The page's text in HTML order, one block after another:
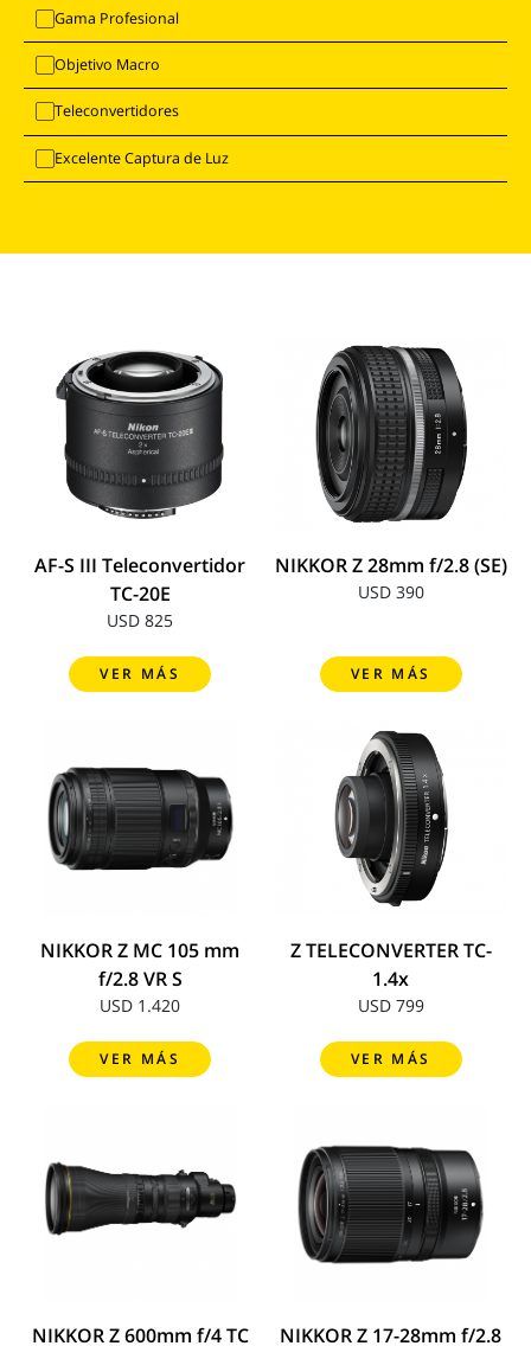
Gama Profesional
Objetivo Macro
Teleconvertidores
Excelente Captura de Luz
AF-S III Teleconvertidor
TC-20E
USD 825
VER MÁS
NIKKOR Z 28mm f/2.8 (SE)
USD 390
VER MÁS
NIKKOR Z MC 105 mm
f/2.8 VR S
USD 1.420
VER MÁS
Z TELECONVERTER TC-
1.4x
USD 799
VER MÁS
NIKKOR Z 600mm f/4 TC NIKKOR Z 17-28mm f/2.8